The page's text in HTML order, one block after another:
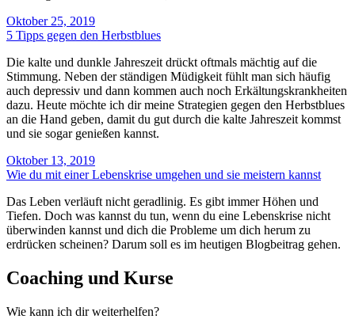
Oktober 25, 2019
5 Tipps gegen den Herbstblues
Die kalte und dunkle Jahreszeit drückt oftmals mächtig auf die
Stimmung. Neben der ständigen Müdigkeit fühlt man sich häufig
auch depressiv und dann kommen auch noch Erkältungskrankheiten
dazu. Heute möchte ich dir meine Strategien gegen den Herbstblues
an die Hand geben, damit du gut durch die kalte Jahreszeit kommst
und sie sogar genießen kannst.
Oktober 13, 2019
Wie du mit einer Lebenskrise umgehen und sie meistern kannst
Das Leben verläuft nicht geradlinig. Es gibt immer Höhen und
Tiefen. Doch was kannst du tun, wenn du eine Lebenskrise nicht
überwinden kannst und dich die Probleme um dich herum zu
erdrücken scheinen? Darum soll es im heutigen Blogbeitrag gehen.
Coaching und Kurse
Wie kann ich dir weiterhelfen?